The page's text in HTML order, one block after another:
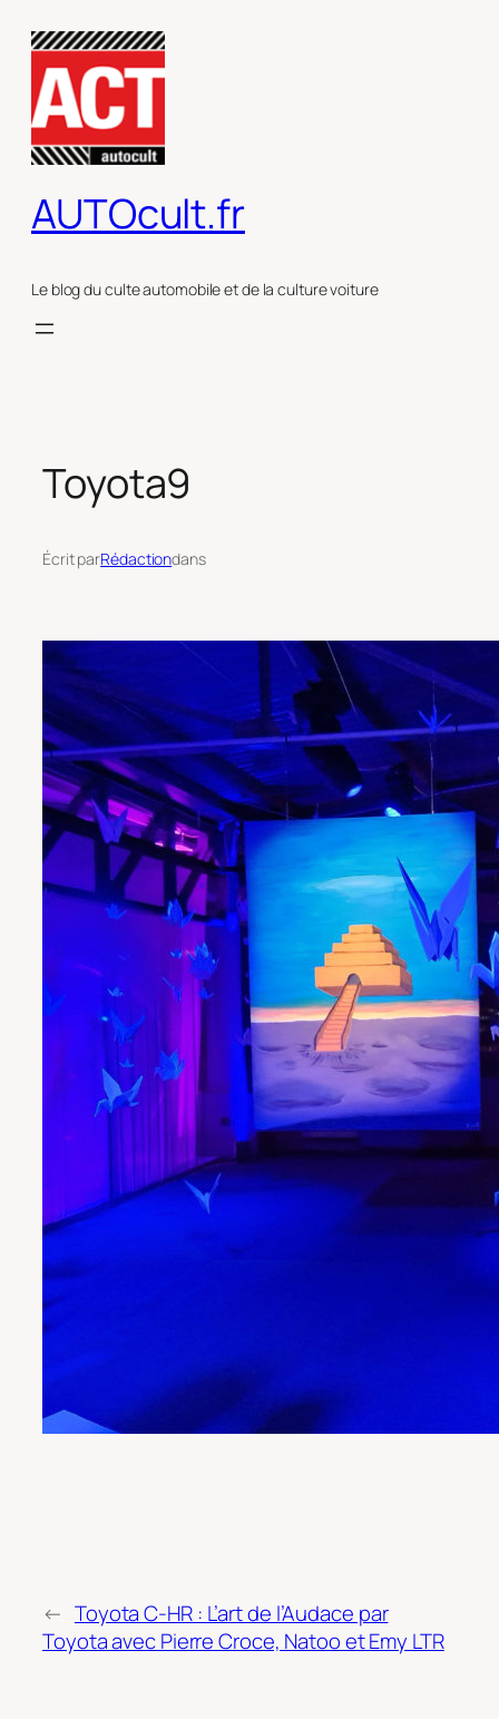
contenu
AUTOcult.fr
Le blog du culte automobile et de la culture voiture
Toyota9
Écrit parRédactiondans
← Toyota C-HR : L’art de l’Audace par
Toyota avec Pierre Croce, Natoo et Emy LTR